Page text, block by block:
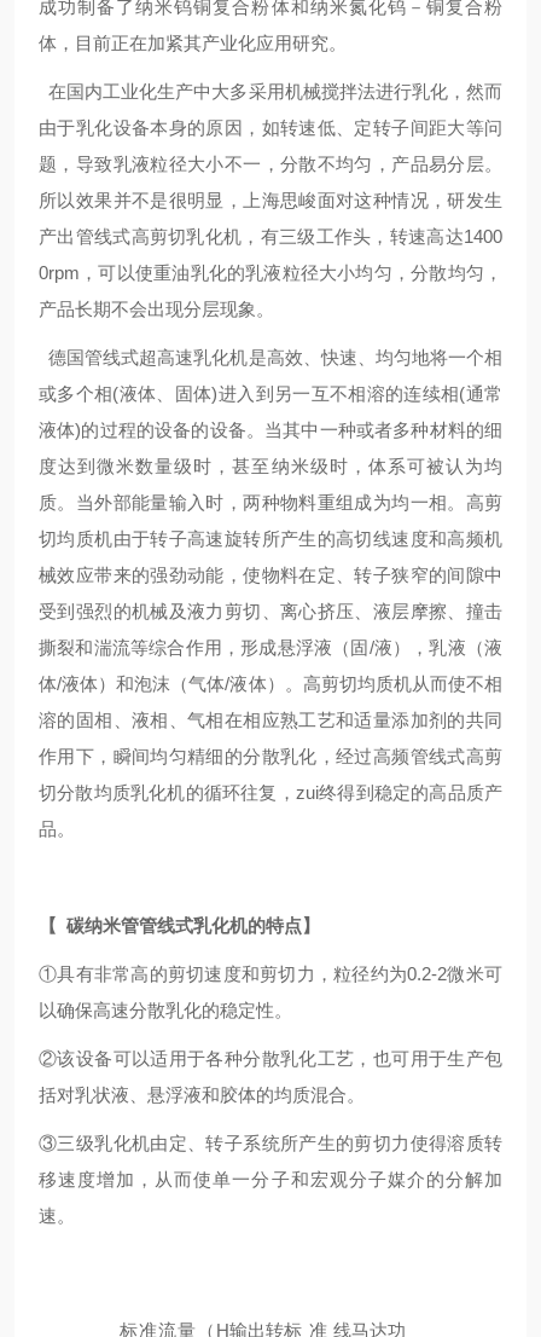
成功制备了纳米钨铜复合粉体和纳米氮化钨－铜复合粉
体，目前正在加紧其产业化应用研究。
在国内工业化生产中大多采用机械搅拌法进行乳化，然而
由于乳化设备本身的原因，如转速低、定转子间距大等问
题，导致乳液粒径大小不一，分散不均匀，产品易分层。
所以效果并不是很明显，上海思峻面对这种情况，研发生
产出管线式高剪切乳化机，有三级工作头，转速高达1400
0rpm，可以使重油乳化的乳液粒径大小均匀，分散均匀，
产品长期不会出现分层现象。
德国管线式超高速乳化机是高效、快速、均匀地将一个相
或多个相(液体、固体)进入到另一互不相溶的连续相(通常
液体)的过程的设备的设备。当其中一种或者多种材料的细
度达到微米数量级时，甚至纳米级时，体系可被认为均
质。当外部能量输入时，两种物料重组成为均一相。高剪
切均质机由于转子高速旋转所产生的高切线速度和高频机
械效应带来的强劲动能，使物料在定、转子狭窄的间隙中
受到强烈的机械及液力剪切、离心挤压、液层摩擦、撞击
撕裂和湍流等综合作用，形成悬浮液（固/液），乳液（液
体/液体）和泡沫（气体/液体）。高剪切均质机从而使不相
溶的固相、液相、气相在相应熟工艺和适量添加剂的共同
作用下，瞬间均匀精细的分散乳化，经过高频管线式高剪
切分散均质乳化机的循环往复，zui终得到稳定的高品质产
品。
【 碳纳米管管线式乳化机的特点】
①具有非常高的剪切速度和剪切力，粒径约为0.2-2微米可
以确保高速分散乳化的稳定性。
②该设备可以适用于各种分散乳化工艺，也可用于生产包
括对乳状液、悬浮液和胶体的均质混合。
③三级乳化机由定、转子系统所产生的剪切力使得溶质转
移速度增加，从而使单一分子和宏观分子媒介的分解加
速。
标准流量（H输出转标准线马达功